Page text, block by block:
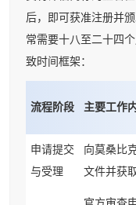
后，即可获准注册并
常需要十八至二十四
致时间框架：
流程阶段 主要工作
申请提交
与受理
向莫桑比
文件并获